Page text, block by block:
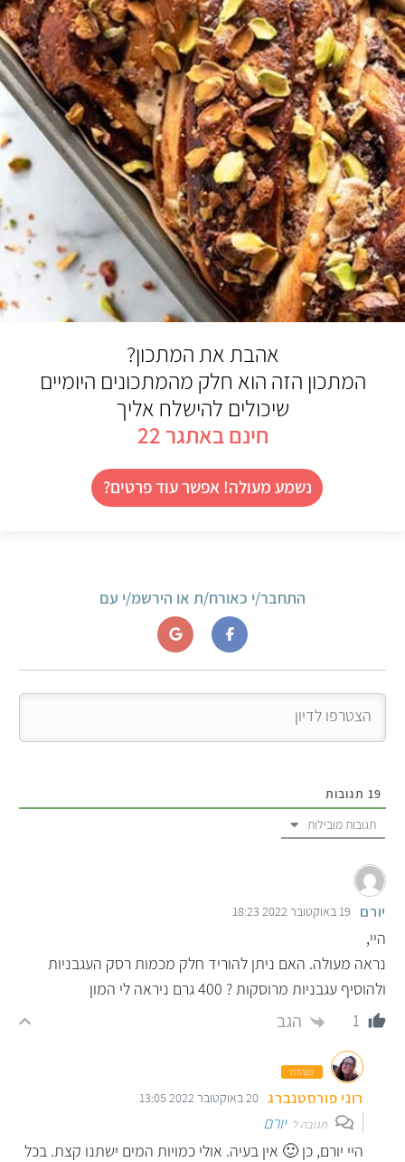
אהבת את המתכון?
המתכון הזה הוא חלק מהמתכונים היומיים
שיכולים להישלח אליך
חינם באתגר 22
נשמע מעולה! אפשר עוד פרטים?
התחבר/י כאורח/ת או הירשמ/י עם
19 תגובות
תגובות מובילות
יורם 19 באוקטובר 2022 18:23
היי,
נראה מעולה. האם ניתן להוריד חלק מכמות רסק העגבניות
ולהוסיף עגבניות מרוסקות ? 400 גרם ניראה לי המון
1
הגב
מנהלת
רוני פורסטנברג 20 באוקטובר 2022 13:05
תגובה ליורם
היי יורם, כן 🙂 אין בעיה. אולי כמויות המים ישתנו קצת. בכל